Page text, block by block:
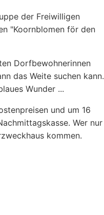
der Freiwilligen
"Koornblomen för den
Dorfbewohnerinnen
das Weite suchen kann.
Wunder ...
und um 16
Wer nur
kommen.